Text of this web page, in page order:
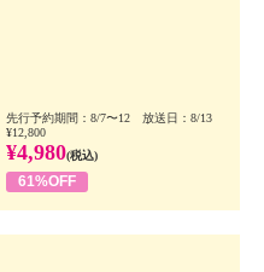
先行予約期間：8/7〜12 放送日：8/13
¥12,800
¥4,980(税込)
61%OFF